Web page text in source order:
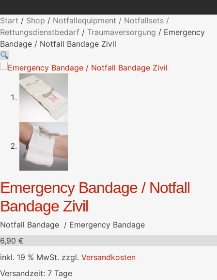
Start / Shop / Notfallequipment / Notfallsets /
Rettungsdienstbedarf / Traumaversorgung / Emergency
Bandage / Notfall Bandage Zivil
Emergency Bandage / Notfall
Bandage Zivil
Notfall Bandage / Emergency Bandage
6,90 €
inkl. 19 % MwSt. zzgl. Versandkosten
Versandzeit: 7 Tage